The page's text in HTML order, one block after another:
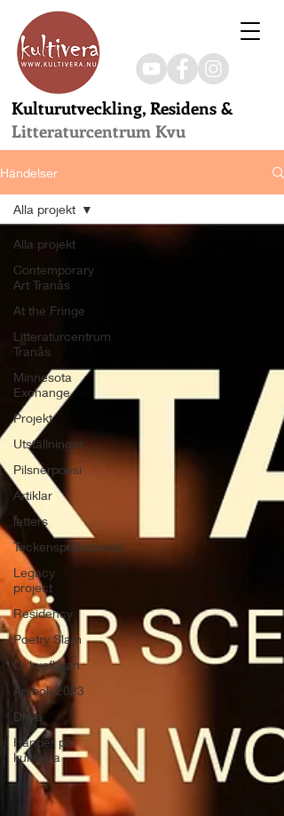
Kulturutveckling, Residens &
Litteraturcentrum Kvu
Händelser
Alla projekt
Contemporary
Art Tranås
At the Fringe
Litteraturcentrum
Tranås
Minnesota
Exchange
Projekt
Utställningar
Pilsnerpoesi
Artiklar
letters
Teckenspråkspoesi!
Legacy
project
Residency
Poetry Slam
Cirkusflätan
Årsbok 2023
Driva
Händer på
kultivera
Alla projekt